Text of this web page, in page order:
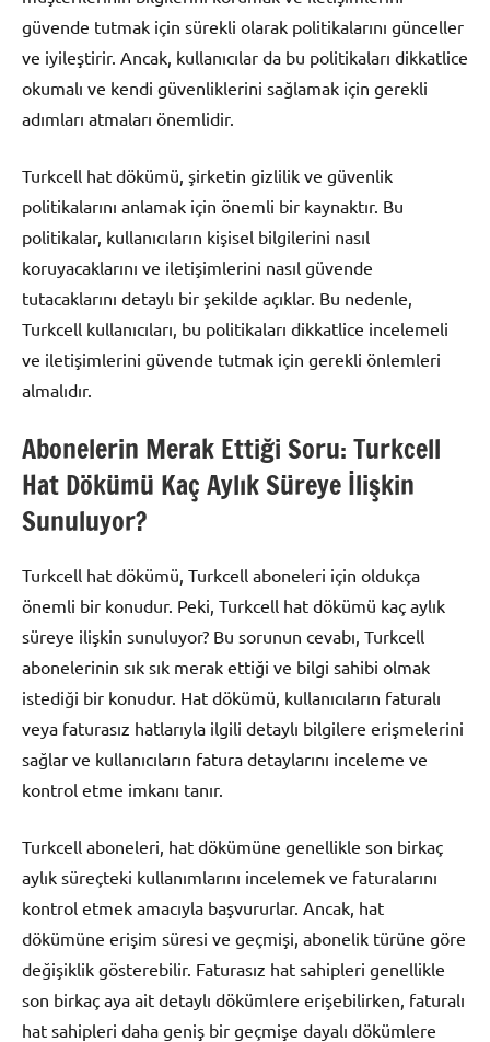
güvende tutmak için sürekli olarak politikalarını günceller
ve iyileştirir. Ancak, kullanıcılar da bu politikaları dikkatlice
okumalı ve kendi güvenliklerini sağlamak için gerekli
adımları atmaları önemlidir.
Turkcell hat dökümü, şirketin gizlilik ve güvenlik
politikalarını anlamak için önemli bir kaynaktır. Bu
politikalar, kullanıcıların kişisel bilgilerini nasıl
koruyacaklarını ve iletişimlerini nasıl güvende
tutacaklarını detaylı bir şekilde açıklar. Bu nedenle,
Turkcell kullanıcıları, bu politikaları dikkatlice incelemeli
ve iletişimlerini güvende tutmak için gerekli önlemleri
almalıdır.
Abonelerin Merak Ettiği Soru: Turkcell
Hat Dökümü Kaç Aylık Süreye İlişkin
Sunuluyor?
Turkcell hat dökümü, Turkcell aboneleri için oldukça
önemli bir konudur. Peki, Turkcell hat dökümü kaç aylık
süreye ilişkin sunuluyor? Bu sorunun cevabı, Turkcell
abonelerinin sık sık merak ettiği ve bilgi sahibi olmak
istediği bir konudur. Hat dökümü, kullanıcıların faturalı
veya faturasız hatlarıyla ilgili detaylı bilgilere erişmelerini
sağlar ve kullanıcıların fatura detaylarını inceleme ve
kontrol etme imkanı tanır.
Turkcell aboneleri, hat dökümüne genellikle son birkaç
aylık süreçteki kullanımlarını incelemek ve faturalarını
kontrol etmek amacıyla başvururlar. Ancak, hat
dökümüne erişim süresi ve geçmişi, abonelik türüne göre
değişiklik gösterebilir. Faturasız hat sahipleri genellikle
son birkaç aya ait detaylı dökümlere erişebilirken, faturalı
hat sahipleri daha geniş bir geçmişe dayalı dökümlere